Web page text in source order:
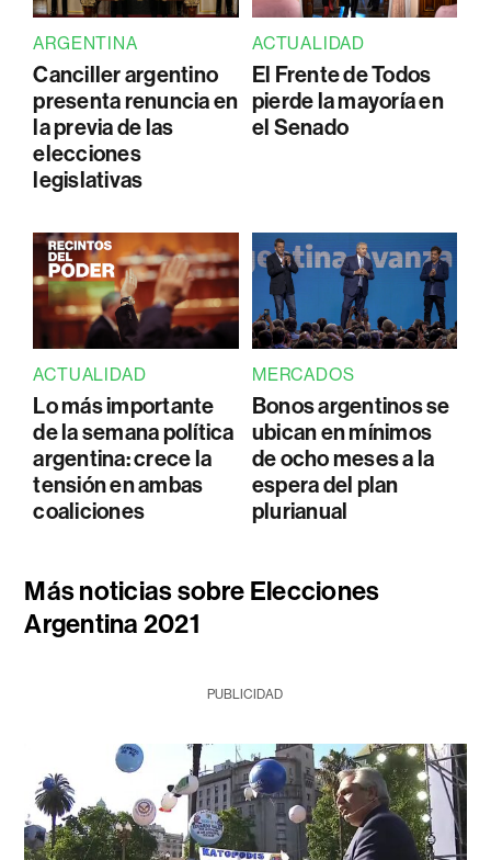
ARGENTINA
Canciller argentino
presenta renuncia en
la previa de las
elecciones
legislativas
ACTUALIDAD
El Frente de Todos
pierde la mayoría en
el Senado
ACTUALIDAD
Lo más importante
de la semana política
argentina: crece la
tensión en ambas
coaliciones
MERCADOS
Bonos argentinos se
ubican en mínimos
de ocho meses a la
espera del plan
plurianual
Más noticias sobre Elecciones
Argentina 2021
PUBLICIDAD